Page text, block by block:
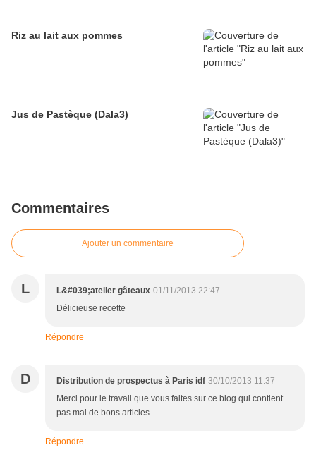
Jus de Pastèque (Dala3)
Commentaires
Ajouter un commentaire
L L&#039;atelier gâteaux 01/11/2013 22:47
Délicieuse recette
Répondre
D Distribution de prospectus à Paris idf 30/10/2013 11:37
Merci pour le travail que vous faites sur ce blog qui contient
pas mal de bons articles.
Répondre